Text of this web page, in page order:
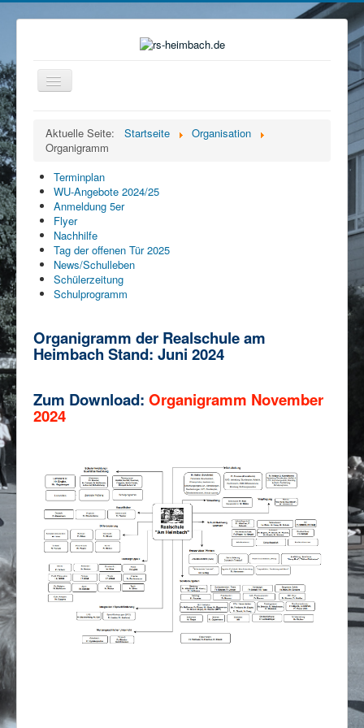
Navigation
an/aus
Organisation
Ganztag
Beratung
Eltern
Förderverein
Mensa
Kontakt
Aktuelle Seite: Startseite
Organisation
Organigramm
Terminplan
WU-Angebote 2024/25
Anmeldung 5er
Flyer
Nachhilfe
Tag der offenen Tür 2025
News/Schulleben
Schülerzeitung
Schulprogramm
Organigramm der Realschule am
Heimbach Stand: Juni 2024
Zum Download: Organigramm November
2024